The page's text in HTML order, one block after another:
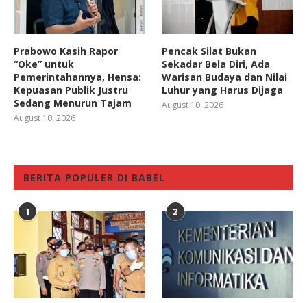
Prabowo Kasih Rapor
“Oke” untuk
Pemerintahannya, Hensa:
Kepuasan Publik Justru
Sedang Menurun Tajam
August 10, 2026
Pencak Silat Bukan
Sekadar Bela Diri, Ada
Warisan Budaya dan Nilai
Luhur yang Harus Dijaga
August 10, 2026
BERITA POPULER DI BABEL
1 2